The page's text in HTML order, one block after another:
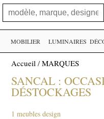
MOBILIER LUMINAIRES
Accueil /MARQUES
SANCAL :
DÉSTOCKAGES
1 meubles design